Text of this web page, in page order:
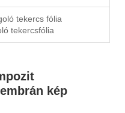
tekercs fólia
tekercsfólia
kép